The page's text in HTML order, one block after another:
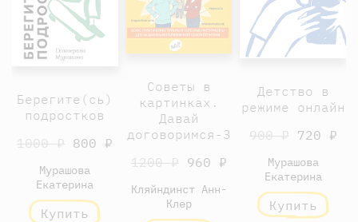
Берегите(сь)
подростков
1000 ₽ 800 ₽
Мурашова
Екатерина
Купить
Советы в
картинках.
Давай
договоримся-3
1200 ₽960 ₽
Кляйндинст Анн-
Клер
Детство в
режиме онлайн
900 ₽ 720 ₽
Мурашова
Екатерина
Купить